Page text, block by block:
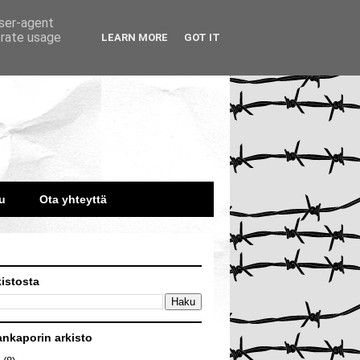
Ota yhteyttä
arkisto
agent
usage
LEARN MORE GOT IT